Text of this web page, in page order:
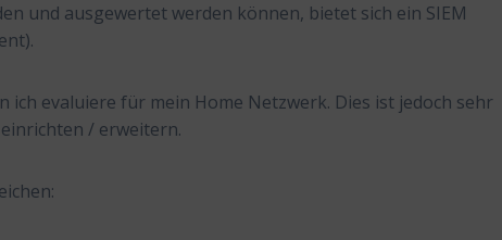
und ausgewertet werden können, bietet sich ein SIEM
ich evaluiere für mein Home Netzwerk. Dies ist jedoch sehr
/ erweitern.